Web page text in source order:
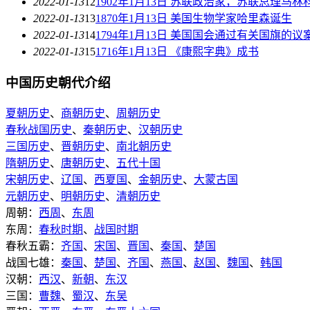
2022-01-13131870年1月13日 美国生物学家哈里森诞生
2022-01-13141794年1月13日 美国国会通过有关国旗的议
2022-01-13151716年1月13日 《康熙字典》成书
中国历史朝代介绍
夏朝历史、 商朝历史、 周朝历史
春秋战国历史、 秦朝历史、 汉朝历史
三国历史、 晋朝历史、 南北朝历史
隋朝历史、 唐朝历史、
五代十国
宋朝历史、 辽国 、 西夏国 、 金朝历史、 大蒙古国
元朝历史、 明朝历史、 清朝历史
周朝： 西周 、 东周
东周： 春秋时期、 战国时期
春秋五霸： 齐国 、 宋国 、 晋国 、 秦国 、 楚国
战国七雄： 秦国 、 楚国 、 齐国 、 燕国 、 赵国 、 魏国 、 韩国
汉朝： 西汉、 新朝、 东汉
三国： 曹魏、 蜀汉、 东吴